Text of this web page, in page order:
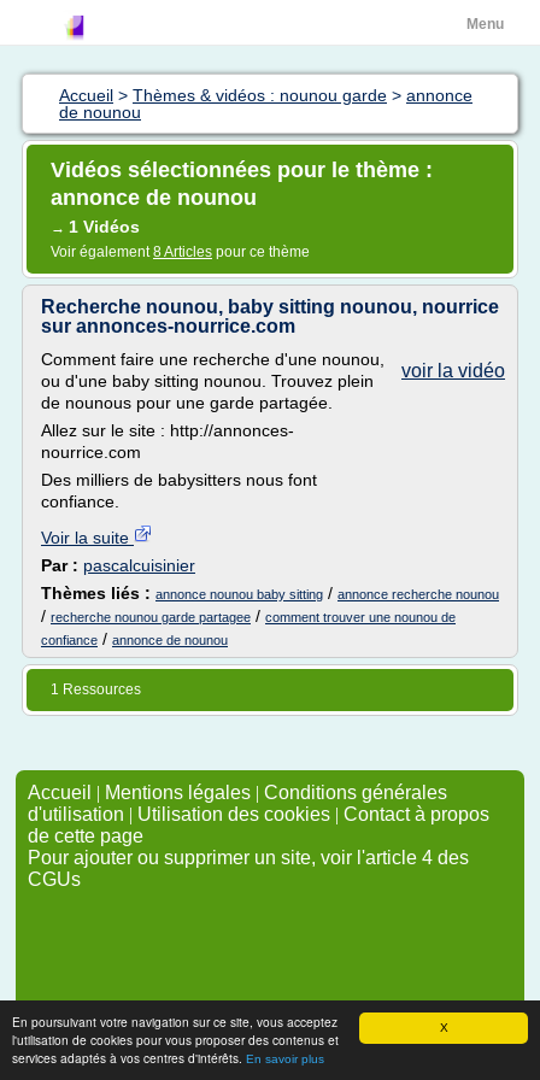
X
En poursuivant votre navigation sur ce site, vous acceptez
l'utilisation de cookies pour vous proposer des contenus et
services adaptés à vos centres d'intérêts. En savoir plus
Menu
Accueil > Thèmes & vidéos : nounou garde > annonce
de nounou
Vidéos sélectionnées pour le thème :
annonce de nounou
→ 1 Vidéos
Voir également8 Articles pour ce thème
Recherche nounou, baby sitting nounou, nourrice
sur annonces-nourrice.com
voir la vidéo
Comment faire une recherche d'une nounou,
ou d'une baby sitting nounou. Trouvez plein
de nounous pour une garde partagée.
Allez sur le site : http://annonces-
nourrice.com
Des milliers de babysitters nous font
confiance.
Voir la suite
Par : pascalcuisinier
Thèmes liés : annonce nounou baby sitting / annonce recherche nounou
/ recherche nounou garde partagee / comment trouver une nounou de
confiance / annonce de nounou
1 Ressources
Accueil | Mentions légales | Conditions générales
d'utilisation | Utilisation des cookies | Contact à propos
de cette page
Pour ajouter ou supprimer un site, voir l'article 4 des
CGUs